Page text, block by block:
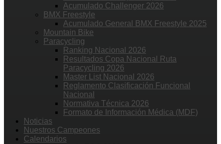
Acumulado Challenger 2026
BMX Freestyle
Acumulado General BMX Freestyle 2025
Mountain Bike
Paracycling
Ranking Nacional 2026
Resultados Copa Nacional Ruta
Paracycling 2026
Master List Nacional 2026
Reglamento Clasificación Funcional
Nacional
Normativa Técnica 2026
Formato de Información Médica (MDF)
Noticias
Nuestros Campeones
Calendarios